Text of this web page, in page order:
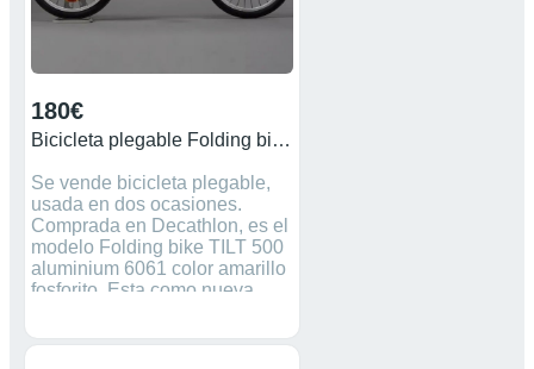
180€
Bicicleta plegable Folding bike TILT 50
Se vende bicicleta plegable,
usada en dos ocasiones.
Comprada en Decathlon, es el
modelo Folding bike TILT 500
aluminium 6061 color amarillo
fosforito. Esta como nueva,
ruedas hinchadas. Se vende